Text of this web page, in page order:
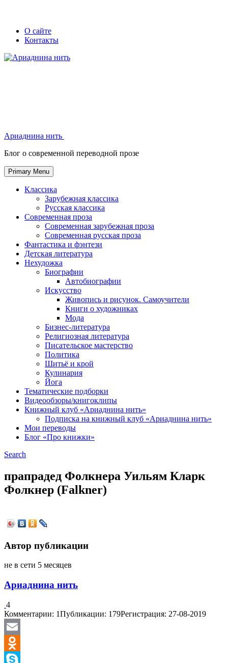
Skip
Secondary
left
navigation
Secondary
right
navigation
О сайте
Контакты
Ариаднина нить
Блог о современной переводной прозе
Primary Menu
Классика
Зарубежная классика
Русская классика
Современная проза
Современная зарубежная проза
Современная русская проза
Фантастика и фэнтези
Детская литература
Нехудожка
Биографии
Автобиографии
Искусство
Живопись и рисунок. Самоучители
Книги о художниках
Мода
Бизнес-литература
Религиозная литература
Писательское мастерство
Политика
Шитьё и крой
Кулинария
Йога
Тематические подборки
Видеообзоры/книгоклипы
Книжный клуб «Ариаднина нить»
Подписка на книжный клуб «Ариаднина нить»
Мои переводы
Блог «Про книжки»
Search
прапрадед Фолкнера Уильям Кларк
Фолкнер (Falkner)
Автор публикации
не в сети 5 месяцев
Ариаднина нить
4
Комментарии: 1Публикации: 179Регистрация: 27-08-2019
Email
Odnoklassniki